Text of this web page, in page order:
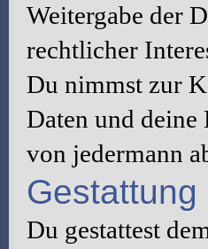
Weitergabe der
rechtlicher
Du nimmst zur
Daten und
von jedermann
Du gestattest